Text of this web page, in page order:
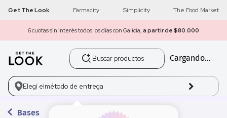
Get The Look Farmacity Simplicity The Food Market
6 cuotas sin interés todos los días con Galicia, a partir de $80.000
Buscar productos
Cargando...
Elegí elmétodo de entrega
Bases
1 get the look
2 máscara pestañas
3.